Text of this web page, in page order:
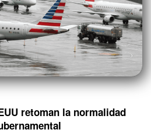
retoman la normalidad